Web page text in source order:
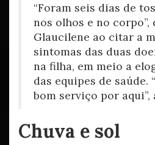
“Foram seis dias de
nos olhos e no corpo”,
Glaucilene ao citar a
sintomas das duas
na filha, em meio a
das equipes de saúde.
bom serviço por aqui”,
Chuva e sol